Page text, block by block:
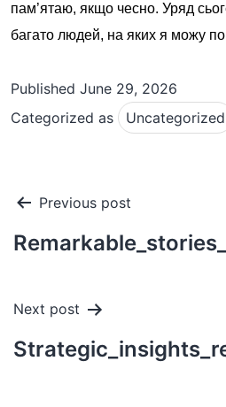
пам’ятаю, якщо чесно. Уряд
багато людей, на яких я можу
Published June 29, 2026
Categorized as
Uncategorized
Post
navigation
Previous post
Next post